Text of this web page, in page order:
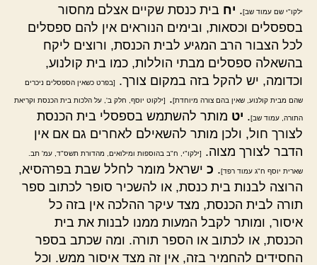
ילקו"י שם עמוד שב]. יח בית כנסת שקיים אצלם מחסור
בספסלים וכסאות, ובימים הנוראים אין להם ספסלים
לכל הצבור הרב המגיע לבית הכנסת, ורוצים ליקח
בהשאלה ספסלים מבתי הוללות, כמו בית קולנוע,
וכדומה, יש להקל בזה במקום צורך.
[בפרט כשאין הספסלים ניכרים
שהם מבית קולנוע, שאין בהם צורה מיוחדת]. [ילקוט יוסף, חלק ב', על הלכות בית הכנסת וקריאת
התורה, עמוד שב]. יט מותר להשתמש בספסלי בית הכנסת
לצורך חול, ולכן מותר להשאילם לאחרים גם אם אין
הדבר לצורך מצוה.
[ילקו"י, ח"ב בהוספות ומילואים, מהדורת תשס"ד, עמ' תב.
שארית יוסף ח"ג עמוד רפד]. כ ישראל מומר לחלל שבת בפרהסיא,
הרוצה לבנות בית כנסת, או להשכיר סופר לכתוב ספר
תורה לבית הכנסת, מצד עיקר ההלכה אין בזה כל
איסור, ומותר לקבל המעות ממנו לבנות את בית
הכנסת, או לכתוב או הספר תורה. ומה שכתב בספר
החסידים להחמיר בזה, אין זה מצד איסור ממש. וכל